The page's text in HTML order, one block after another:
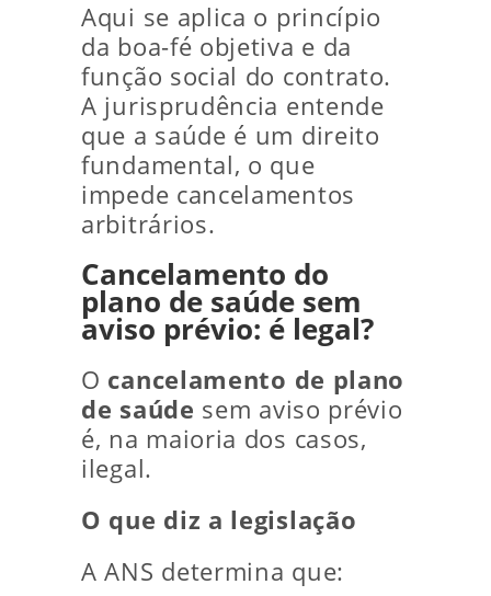
Aqui se aplica o princípio
da boa-fé objetiva e da
função social do contrato.
A jurisprudência entende
que a saúde é um direito
fundamental, o que
impede cancelamentos
arbitrários.
Cancelamento do
plano de saúde sem
aviso prévio: é legal?
O cancelamento de plano
de saúde sem aviso prévio
é, na maioria dos casos,
ilegal.
O que diz a legislação
A ANS determina que: